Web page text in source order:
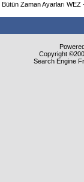
Bütün Zaman Ayarları
Copyright
Search Engine